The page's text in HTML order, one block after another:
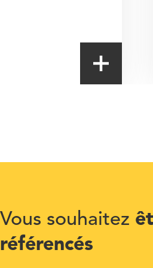
Vous souhaitez
référencés